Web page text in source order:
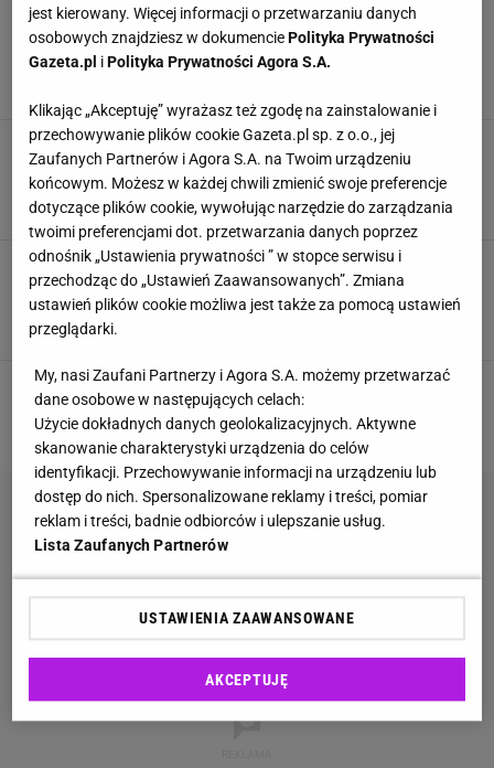
Praca dla Polek w Niemczech. Tyle można
zarobić przy zbiorze truskawek. W ofercie
zakwaterowanie
Wakacyjny raj w Europie pilnie poszukuje
tysięcy pracowników sklepów. Tyle możesz tam
zarobić
HISZPANIA PIENIĄDZE PRACA PRACA SEZONOWA
Tyle dostaniemy za zbieranie truskawek w
Polsce. A za granicą? Tam zarobimy nawet 85
zł/h
2 NASTĘPNA
jest kierowany. Więcej informacji o przetwarzaniu danych
osobowych znajdziesz w dokumencie Polityka Prywatności
Gazeta.pl i Polityka Prywatności Agora S.A.
Klikając „Akceptuję” wyrażasz też zgodę na zainstalowanie i
przechowywanie plików cookie Gazeta.pl sp. z o.o., jej
Zaufanych Partnerów i Agora S.A. na Twoim urządzeniu
końcowym. Możesz w każdej chwili zmienić swoje preferencje
dotyczące plików cookie, wywołując narzędzie do zarządzania
twoimi preferencjami dot. przetwarzania danych poprzez
odnośnik „Ustawienia prywatności ” w stopce serwisu i
przechodząc do „Ustawień Zaawansowanych”. Zmiana
ustawień plików cookie możliwa jest także za pomocą ustawień
przeglądarki.
My, nasi Zaufani Partnerzy i Agora S.A. możemy przetwarzać
dane osobowe w następujących celach:
Użycie dokładnych danych geolokalizacyjnych. Aktywne
skanowanie charakterystyki urządzenia do celów
identyfikacji. Przechowywanie informacji na urządzeniu lub
dostęp do nich. Spersonalizowane reklamy i treści, pomiar
reklam i treści, badnie odbiorców i ulepszanie usług.
Lista Zaufanych Partnerów
USTAWIENIA ZAAWANSOWANE
AKCEPTUJĘ